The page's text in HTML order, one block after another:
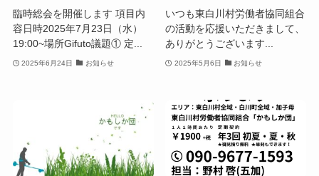
臨時総会を開催します 項目内
容日時2025年7月23日（水）
19:00~場所Gifuto議題① 定...
2025年6月24日 お知らせ
いつも東白川村労働者協同組合
の活動を応援いただきまして、
ありがとうございます...
2025年5月6日 お知らせ